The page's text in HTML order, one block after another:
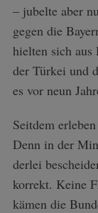
– jubelte aber
gegen die
hielten sich aus
der Türkei und
es vor neun
Seitdem
Denn in der
derlei
korrekt. Keine
kämen die